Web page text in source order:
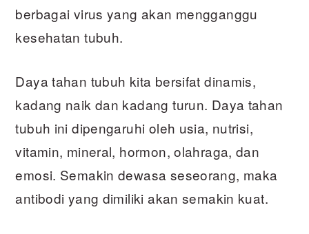
berbagai virus yang akan mengganggu
kesehatan tubuh.
Daya tahan tubuh kita bersifat dinamis,
kadang naik dan kadang turun. Daya tahan
tubuh ini dipengaruhi oleh usia, nutrisi,
vitamin, mineral, hormon, olahraga, dan
emosi. Semakin dewasa seseorang, maka
antibodi yang dimiliki akan semakin kuat.